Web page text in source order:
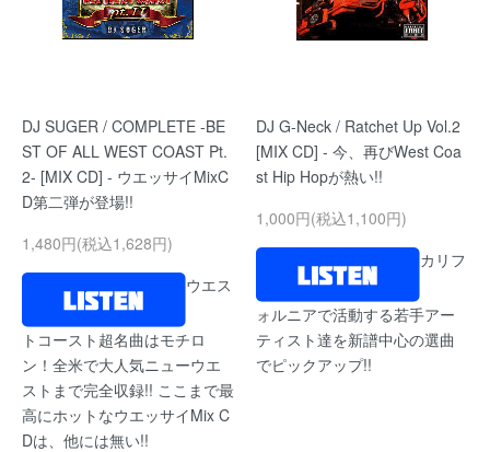
DJ SUGER / COMPLETE -BE
ST OF ALL WEST COAST Pt.
2- [MIX CD] - ウエッサイMixC
D第二弾が登場!!
1,480円(税込1,628円)
ウエス
トコースト超名曲はモチロ
ン！全米で大人気ニューウエ
ストまで完全収録!! ここまで最
高にホットなウエッサイMix C
Dは、他には無い!!
DJ G-Neck / Ratchet Up Vol.2
[MIX CD] - 今、再びWest Coa
st Hip Hopが熱い!!
1,000円(税込1,100円)
カリフ
ォルニアで活動する若手アー
ティスト達を新譜中心の選曲
でピックアップ!!